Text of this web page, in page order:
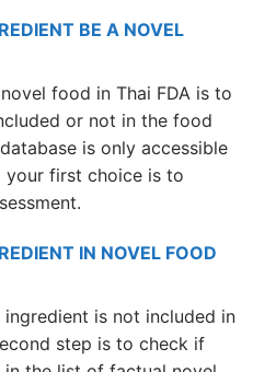
BE A NOVEL
food in Thai FDA is to
or not in the food
is only accessible
your first choice is to
IN NOVEL FOOD
is not included in
step is to check if